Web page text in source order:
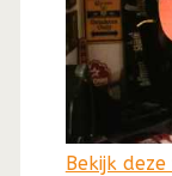
Bekijk